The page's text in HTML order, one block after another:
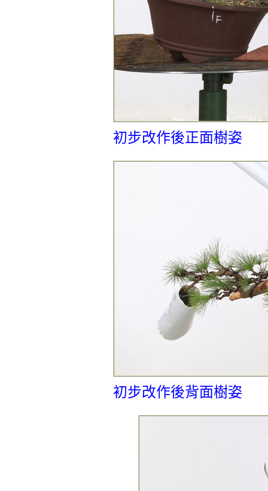
初步改作後正面樹姿
初步改作後背面樹姿